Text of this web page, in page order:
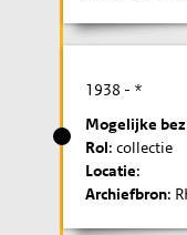
1938 - *
Mogelijke
Rol: collectie
Locatie:
Archiefbron: